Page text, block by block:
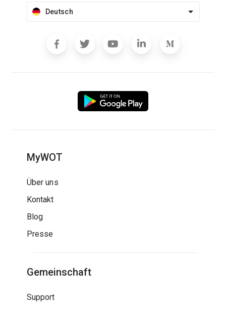
Deutsch
MyWOT
Über uns
Kontakt
Blog
Presse
Gemeinschaft
Support